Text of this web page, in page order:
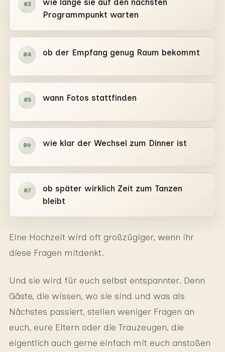
03
Programmpunkt warten
04 ob der Empfang genug Raum bekommt
05 wann Fotos stattfinden
06 wie klar der Wechsel zum Dinner ist
07
ob später wirklich Zeit zum Tanzen
bleibt
Eine Hochzeit wird oft großzügiger, wenn ihr
diese Fragen mitdenkt.
Und sie wird für euch selbst entspannter. Denn
Gäste, die wissen, wo sie sind und was als
Nächstes passiert, stellen weniger Fragen an
euch, eure Eltern oder die Trauzeugen, die
eigentlich auch gerne einfach mit euch anstoßen